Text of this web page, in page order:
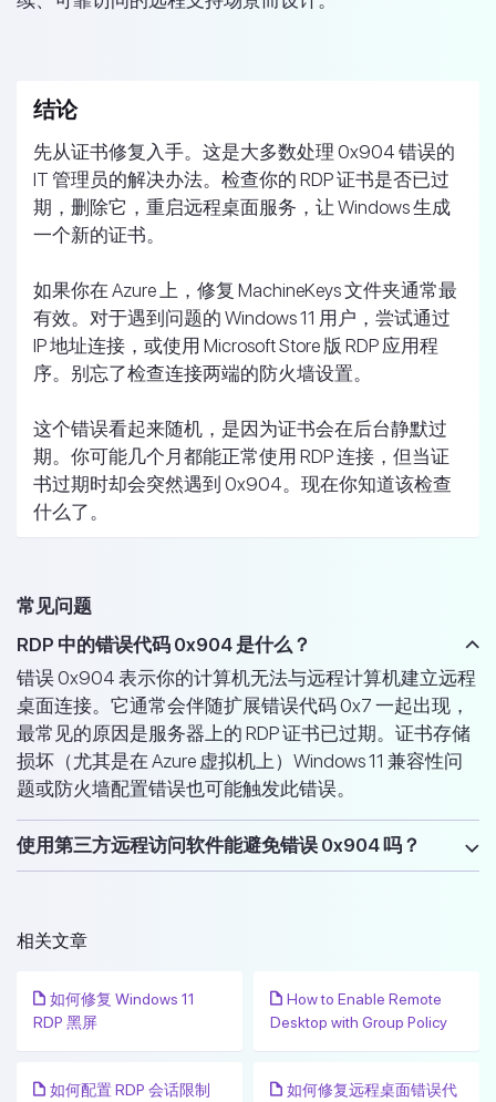
结论
先从证书修复入手。这是大多数处理 0x904 错误的
IT 管理员的解决办法。检查你的 RDP 证书是否已过
期，删除它，重启远程桌面服务，让 Windows 生成
一个新的证书。
如果你在 Azure 上，修复 MachineKeys 文件夹通常最
有效。对于遇到问题的 Windows 11 用户，尝试通过
IP 地址连接，或使用 Microsoft Store 版 RDP 应用程
序。别忘了检查连接两端的防火墙设置。
这个错误看起来随机，是因为证书会在后台静默过
期。你可能几个月都能正常使用 RDP 连接，但当证
书过期时却会突然遇到 0x904。现在你知道该检查
什么了。
常见问题
RDP 中的错误代码 0x904 是什么？
错误 0x904 表示你的计算机无法与远程计算机建立远程
桌面连接。它通常会伴随扩展错误代码 0x7 一起出现，
最常见的原因是服务器上的 RDP 证书已过期。证书存储
损坏（尤其是在 Azure 虚拟机上）Windows 11 兼容性问
题或防火墙配置错误也可能触发此错误。
使用第三方远程访问软件能避免错误 0x904 吗？
相关文章
如何修复 Windows 11
RDP 黑屏
How to Enable Remote
Desktop with Group Policy
如何配置 RDP 会话限制
如何修复远程桌面错误代